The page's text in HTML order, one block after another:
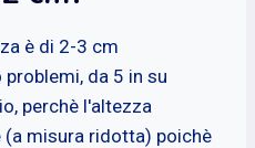
è di 2-3 cm
da 5 in su
perchè l'altezza
(a misura ridotta) poichè